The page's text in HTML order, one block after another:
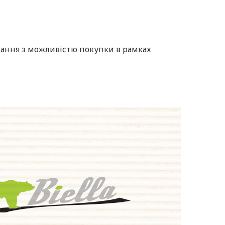
з можливістю покупки в рамках